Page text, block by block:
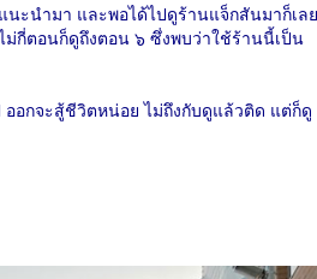
แนะนำมา และพอได้ไปดูร้านแจ็กสันมาก็เลย
ม่กี่ตอนก็ดูถึงตอน ๖ ซึ่งพบว่าใช้ร้านนี้เป็น
ออกจะสู้ชีวิตหน่อย ไม่ถึงกับดูแล้วติด แต่ก็ดู